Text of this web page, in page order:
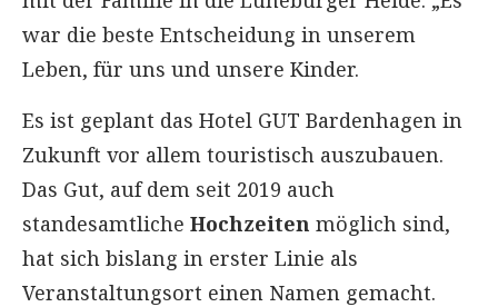
war die beste Entscheidung in unserem
Leben, für uns und unsere Kinder.
Es ist geplant das Hotel GUT Bardenhagen in
Zukunft vor allem touristisch auszubauen.
Das Gut, auf dem seit 2019 auch
standesamtliche Hochzeiten möglich sind,
hat sich bislang in erster Linie als
Veranstaltungsort einen Namen gemacht.